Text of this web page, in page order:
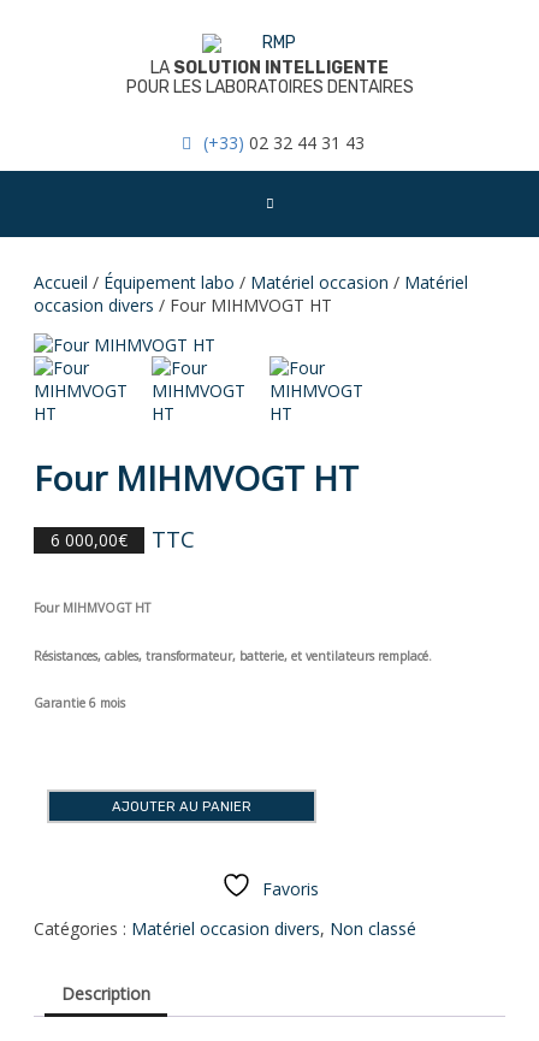
LA SOLUTION INTELLIGENTE
POUR LES LABORATOIRES DENTAIRES
(+33) 02 32 44 31 43
Accueil / Équipement labo / Matériel occasion / Matériel
occasion divers / Four MIHMVOGT HT
Four MIHMVOGT HT
6 000,00€ TTC
Four MIHMVOGT HT
Résistances, cables, transformateur, batterie, et ventilateurs remplacé.
Garantie 6 mois
Four
MIHMVOGTAJOUTER AU PANIER
Favoris
Catégories : Matériel occasion divers, Non classé
Description